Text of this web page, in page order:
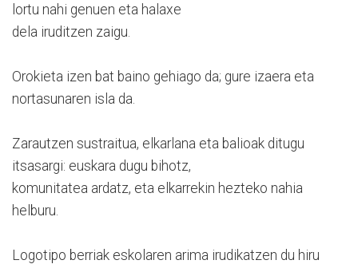
lortu nahi genuen eta halaxe
dela iruditzen zaigu.
Orokieta izen bat baino gehiago da; gure izaera eta
nortasunaren isla da.
Zarautzen sustraitua, elkarlana eta balioak ditugu
itsasargi: euskara dugu bihotz,
komunitatea ardatz, eta elkarrekin hezteko nahia
helburu.
Logotipo berriak eskolaren arima irudikatzen du hiru